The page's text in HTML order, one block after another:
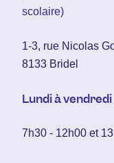
scolaire)
1-3, rue Nicolas
8133 Bridel
Lundi à vendredi
7h30 - 12h00 et